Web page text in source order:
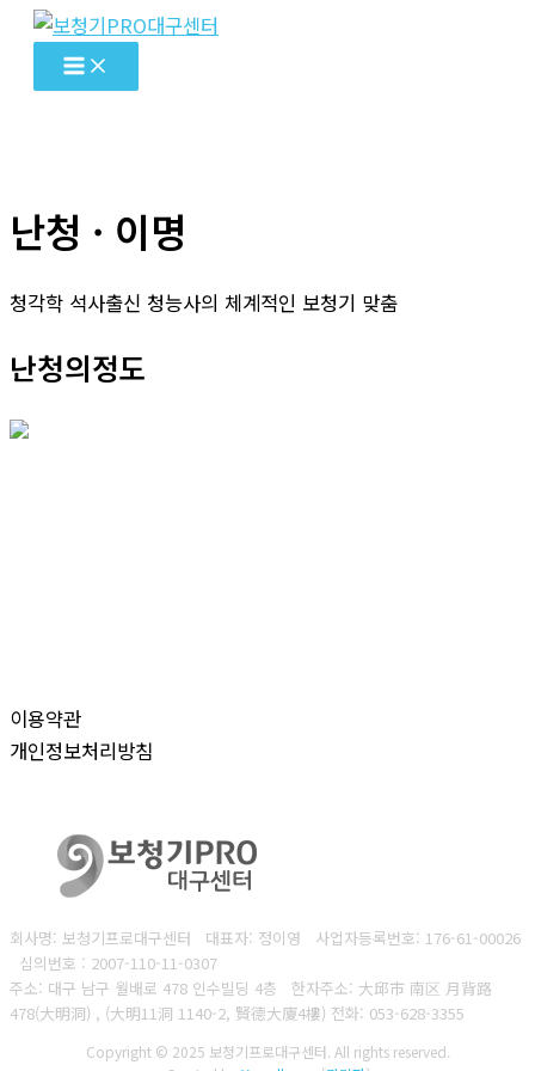
뛰
기
난청 · 이명
청각학 석사출신 청능사의 체계적인 보청기 맞춤
난청의정도
이용약관
개인정보처리방침
회사명: 보청기프로대구센터 대표자: 정이영 사업자등록번호: 176-61-00026
심의번호 : 2007-110-11-0307
주소: 대구 남구 월배로 478 인수빌딩 4층 한자주소: 大邱市 南区 月背路
478(大明洞) , (大明11洞 1140-2, 賢德大廈4樓) 전화: 053-628-3355
Copyright © 2025 보청기프로대구센터. All rights reserved.